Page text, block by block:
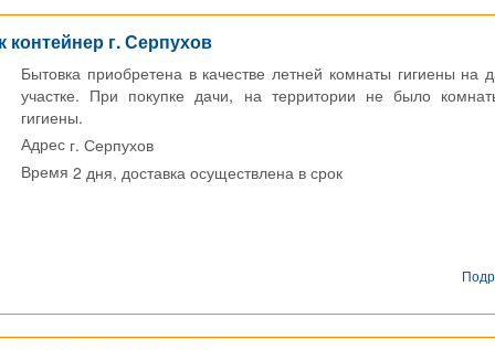
контейнер г. Серпухов
Бытовка приобретена в качестве летней комнаты гигиены на
участке. При покупке дачи, на территории не было
гигиены.
Адрес г. Серпухов
Время2 дня, доставка осуществлена в срок